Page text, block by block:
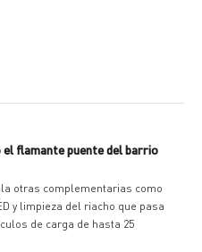
flamante puente del barrio
otras complementarias como
y limpieza del riacho que pasa
de carga de hasta 25